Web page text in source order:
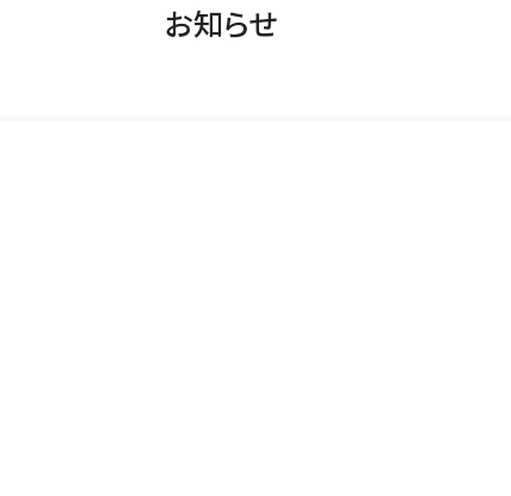
お知らせ